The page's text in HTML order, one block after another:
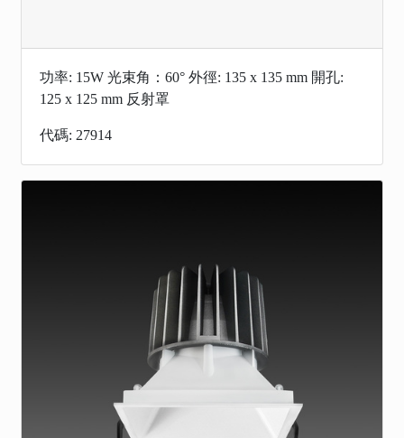
功率: 15W 光束角：60° 外徑: 135 x 135 mm 開孔:
125 x 125 mm 反射罩
代碼: 27914